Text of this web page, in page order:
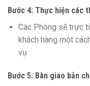
Bước 4: Thực hiện các
Các Phòng sẽ trực
khách hàng một
vụ
Bước 5: Bàn giao bản